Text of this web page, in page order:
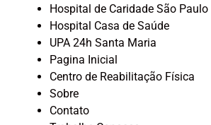
Hospital de Caridade São Paulo
Hospital Casa de Saúde
UPA 24h Santa Maria
Pagina Inicial
Centro de Reabilitação Física
Sobre
Contato